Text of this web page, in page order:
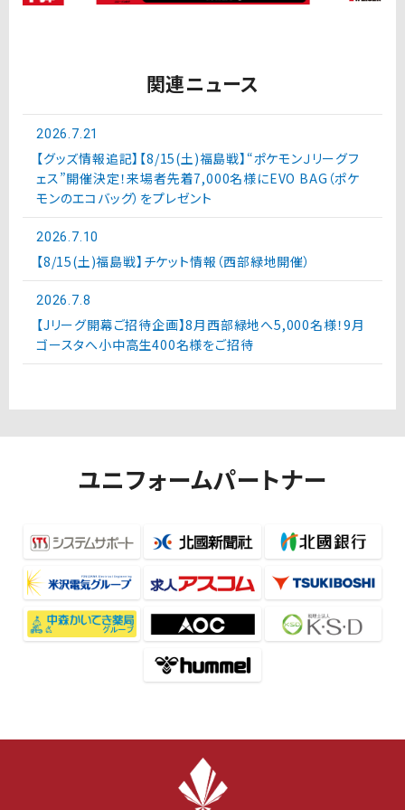
関連ニュース
2026.7.21
【グッズ情報追記】【8/15(土)福島戦】“ポケモンＪリーグフ
ェス”開催決定！来場者先着7,000名様にEVO BAG（ポケ
モンのエコバッグ）をプレゼント
2026.7.10
【8/15(土)福島戦】チケット情報（西部緑地開催）
2026.7.8
【Jリーグ開幕ご招待企画】8月西部緑地へ5,000名様！9月
ゴースタへ小中高生400名様をご招待
ユニフォームパートナー